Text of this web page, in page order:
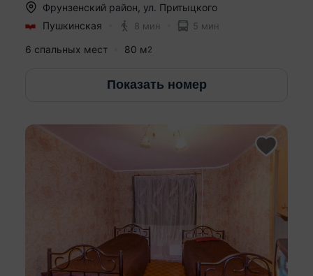
Фрунзенский район ул. Притыцкого
Пушкинская
8 мин 5 мин
6 спальных мест 80 м2
Показать номер